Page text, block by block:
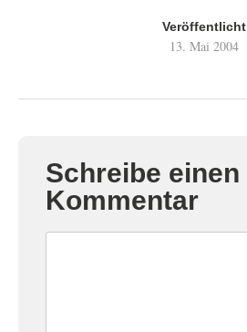
Veröffentlicht
13. Mai 2004
Schreibe einen
Kommentar